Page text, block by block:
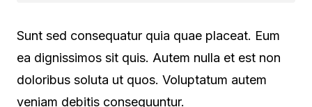
Sunt sed consequatur quia quae placeat. Eum
ea dignissimos sit quis. Autem nulla et est non
doloribus soluta ut quos. Voluptatum autem
veniam debitis consequuntur.